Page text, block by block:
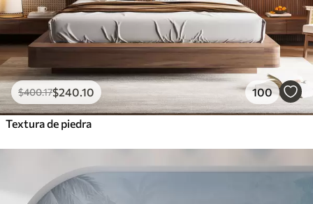
$400.17$240 .10 100
Textura de piedra